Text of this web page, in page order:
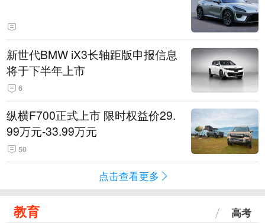
新世代BMW iX3长轴距版申报信息
将于下半年上市
6
纵横F700正式上市 限时权益价29.
99万元-33.99万元
50
点击查看更多
教育 高考